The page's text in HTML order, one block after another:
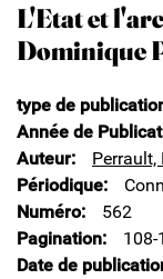
L'Etat et
Dominique
type de
Année de
Auteur
Périodique
Numéro
562
Pagination
108-
Date de